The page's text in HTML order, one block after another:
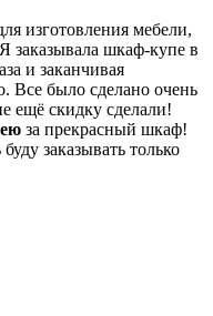
изготовления мебели,
заказывала шкаф-купе в
и заканчивая
Все было сделано очень
ещё скидку сделали!
за прекрасный шкаф!
заказывать только